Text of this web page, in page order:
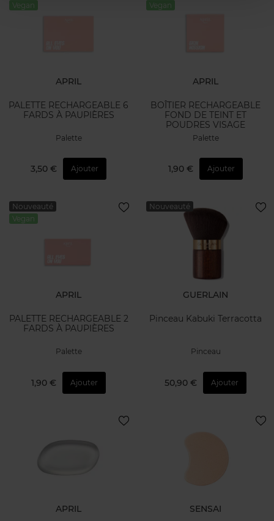
Vegan
APRIL
PALETTE RECHARGEABLE 6
FARDS À PAUPIÈRES
Palette
3,50 € Ajouter
Vegan
APRIL
BOÎTIER RECHARGEABLE
FOND DE TEINT ET
POUDRES VISAGE
Palette
1,90 € Ajouter
Nouveauté
Vegan
APRIL
PALETTE RECHARGEABLE 2
FARDS À PAUPIÈRES
Palette
1,90 € Ajouter
Nouveauté
GUERLAIN
Pinceau Kabuki Terracotta
Pinceau
50,90 € Ajouter
APRIL SENSAI